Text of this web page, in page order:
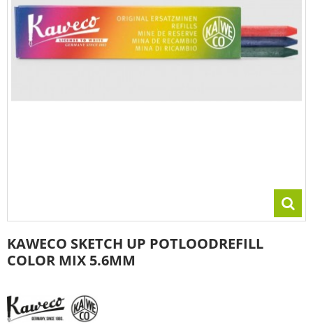
KAWECO SKETCH UP POTLOODREFILL
COLOR MIX 5.6MM